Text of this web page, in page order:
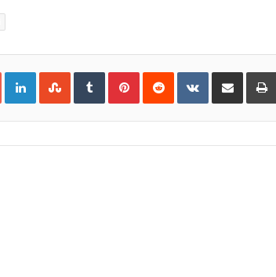
Google+LinkedInStumbleUpon
TumblrPinterestReddit VKontakteShare
Email